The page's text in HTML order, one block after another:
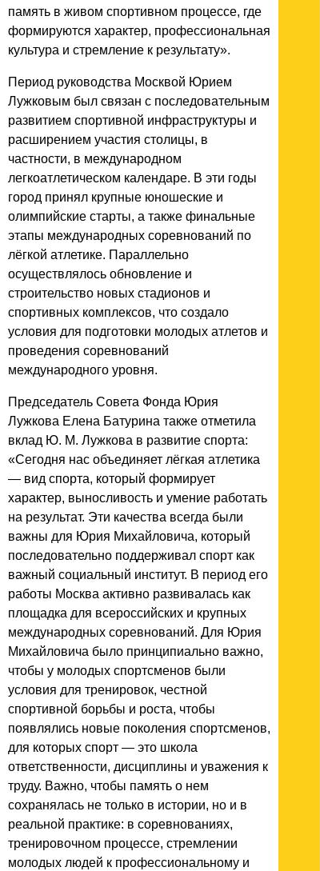
память в живом спортивном процессе, где
формируются характер, профессиональная
культура и стремление к результату».
Период руководства Москвой Юрием
Лужковым был связан с последовательным
развитием спортивной инфраструктуры и
расширением участия столицы, в
частности, в международном
легкоатлетическом календаре. В эти годы
город принял крупные юношеские и
олимпийские старты, а также финальные
этапы международных соревнований по
лёгкой атлетике. Параллельно
осуществлялось обновление и
строительство новых стадионов и
спортивных комплексов, что создало
условия для подготовки молодых атлетов и
проведения соревнований
международного уровня.
Председатель Совета Фонда Юрия
Лужкова Елена Батурина также отметила
вклад Ю. М. Лужкова в развитие спорта:
«Сегодня нас объединяет лёгкая атлетика
— вид спорта, который формирует
характер, выносливость и умение работать
на результат. Эти качества всегда были
важны для Юрия Михайловича, который
последовательно поддерживал спорт как
важный социальный институт. В период его
работы Москва активно развивалась как
площадка для всероссийских и крупных
международных соревнований. Для Юрия
Михайловича было принципиально важно,
чтобы у молодых спортсменов были
условия для тренировок, честной
спортивной борьбы и роста, чтобы
появлялись новые поколения спортсменов,
для которых спорт — это школа
ответственности, дисциплины и уважения к
труду. Важно, чтобы память о нем
сохранялась не только в истории, но и в
реальной практике: в соревнованиях,
тренировочном процессе, стремлении
молодых людей к профессиональному и